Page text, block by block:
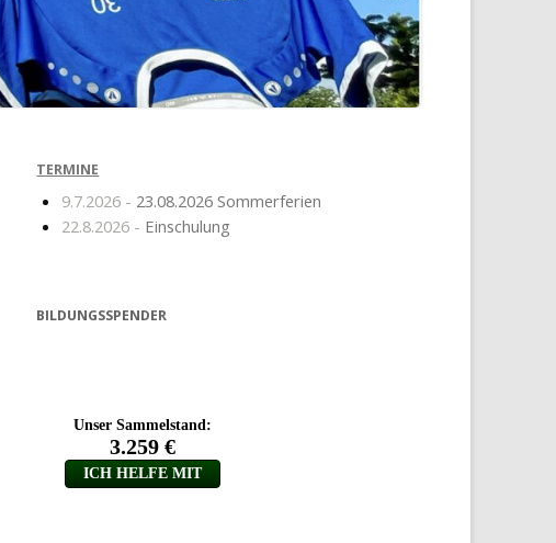
TERMINE
9.7.2026 - 23.08.2026 Sommerferien
22.8.2026 - Einschulung
BILDUNGSSPENDER